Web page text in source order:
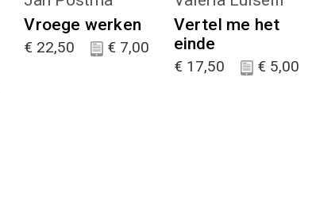
Vroege werken
€ 22,50 € 7,00
Vertel me het
einde
€ 17,50 € 5,00